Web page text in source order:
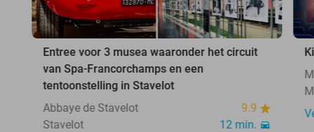
Entree voor 3 musea waaronder het circuit
van Spa-Francorchamps en een
tentoonstelling in Stavelot
Abbaye de Stavelot
9.9
Stavelot
12 min.